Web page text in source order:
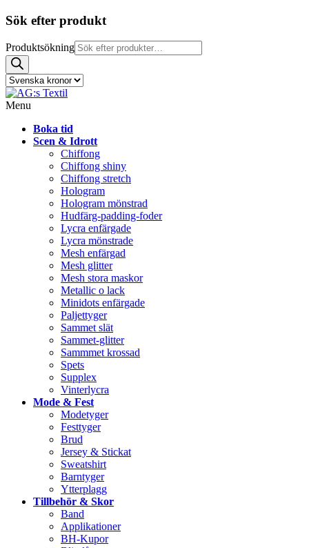
Sök efter produkt
Produktsökning
Menu
Boka tid
Scen & Idrott
Chiffong
Chiffong shiny
Chiffong stretch
Hologram
Hologram mönstrad
Hudfärg-padding-foder
Lycra enfärgade
Lycra mönstrade
Mesh enfärgad
Mesh glitter
Mesh stora maskor
Metallic o lack
Minidots enfärgade
Paljettyger
Sammet slät
Sammet-glitter
Sammmet krossad
Spets
Supplex
Vinterlycra
Mode & Fest
Modetyger
Festtyger
Brud
Jersey & Stickat
Sweatshirt
Barntyger
Ytterplagg
Tillbehör & Skor
Band
Applikationer
BH-Kupor